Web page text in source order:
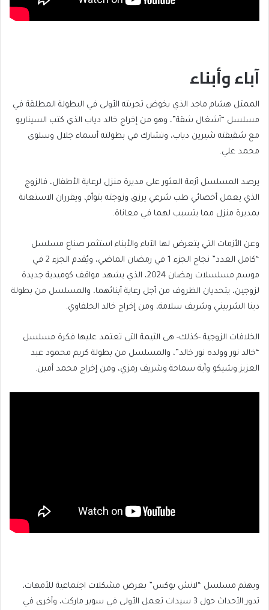
آباء وأبناء
الممثل هشام ماجد الذي يخوض تجربته الأولى في البطولة المطلقة في
مسلسل “أشغال شقة”، وهو من إخراج خالد دياب الذي كتب السيناريو
مع شقيقته شيرين دياب، وتشارك في بطولته أسماء جلال وسلوى
محمد علي.
يرصد المسلسل أزمة العثور على مديرة منزل لرعاية الأطفال، فالزوج
الذي يعمل أخصائي طب شرعي يرزق وزوجته بتوأم، ويقرران الاستعانة
بمديرة منزل مما يتسبب لهما في معاناة.
وعن الأزمات التي يتعرض لها الآباء والأبناء استثمر صناع مسلسل
“كامل العدد” نجاح الجزء 1 في رمضان الماضي، ويُقدم الجزء 2 في
موسم مسلسلات رمضان 2024، الذي يشهد مواقف كوميدية جديدة
لزوجين، يتحديان الظروف من أجل رعاية أبنائهما، والمسلسل من بطولة
دينا الشربيني وشريف سلامة، ومن إخراج خالد الحلفاوي.
الخلافات الزوجية -كذلك- هى الثيمة التي تعتمد عليها فكرة مسلسل
“خالد نور وولده نور خالد”، والمسلسل من بطولة كريم محمود عبد
العزيز وشيكو وآية سماحة وشريف رمزي، ومن إخراج محمد أمين.
ويهتم مسلسل “لانش بوكس” بعرض مشكلات اجتماعية للأمهات،
تدور الأحداث حول 3 سيدات تعمل الأولى في سوبر ماركت، وأخرى في